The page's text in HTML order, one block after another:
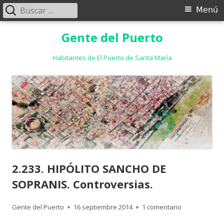
Gente del Puerto
Habitantes de El Puerto de Santa María
Menú
Menú
Buscar:
2.233. HIPÓLITO SANCHO DE
SOPRANIS. Controversias.
Autor
Gente del Puerto
Publicado
16 septiembre 2014 1 comentario